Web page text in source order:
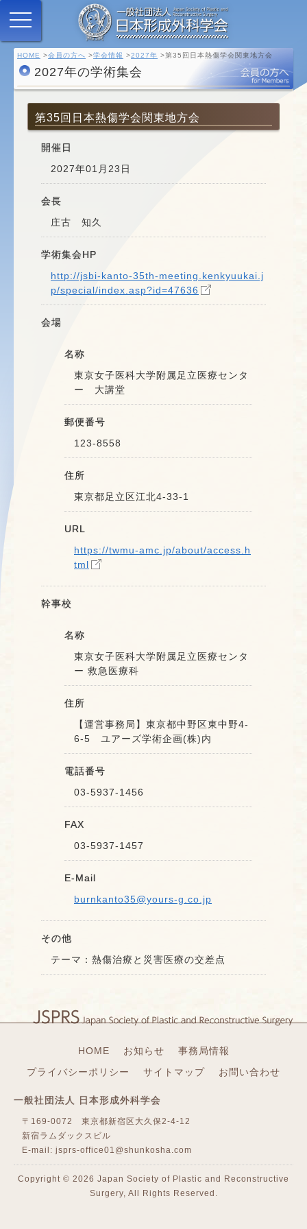
HOME 会員の方へ 学会情報 2027年 第35回日本熱傷学会関東地方会
2027年の学術集会
第35回日本熱傷学会関東地方会
開催日
2027年01月23日
会長
庄古 知久
学術集会HP
http://jsbi-kanto-35th-meeting.kenkyuukai.j
p/special/index.asp?id=47636
会場
名称
東京女子医科大学附属足立医療センタ
ー 大講堂
郵便番号
123-8558
住所
東京都足立区江北4-33-1
URL
https://twmu-amc.jp/about/access.h
tml
幹事校
名称
東京女子医科大学附属足立医療センタ
ー 救急医療科
住所
【運営事務局】東京都中野区東中野4-
6-5 ユアーズ学術企画(株)内
電話番号
03-5937-1456
FAX
03-5937-1457
E-Mail
burnkanto35@yours-g.co.jp
その他
テーマ：熱傷治療と災害医療の交差点
HOME お知らせ
事務局情報
プライバシーポリシー
サイトマップ お問い合わせ
一般社団法人 日本形成外科学会
〒169-0072 東京都新宿区大久保2-4-12
新宿ラムダックスビル
E-mail: jsprs-office01@shunkosha.com
Copyright © 2026 Japan Society of Plastic and Reconstructive
Surgery, All Rights Reserved.